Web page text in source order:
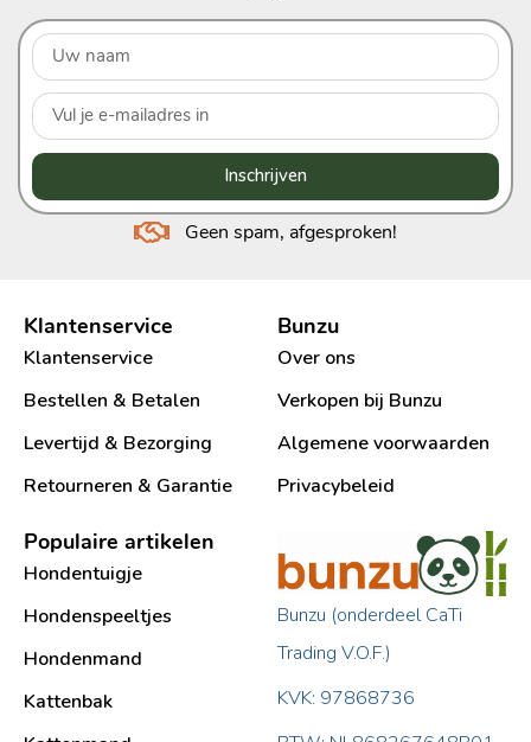
Inschrijven
Geen spam, afgesproken!
Klantenservice
Klantenservice
Bestellen & Betalen
Levertijd & Bezorging
Retourneren & Garantie
Bunzu
Over ons
Verkopen bij Bunzu
Algemene voorwaarden
Privacybeleid
Populaire artikelen
Hondentuigje
Hondenspeeltjes
Hondenmand
Kattenbak
Bunzu (onderdeel CaTi
Trading V.O.F.)
KVK: 97868736